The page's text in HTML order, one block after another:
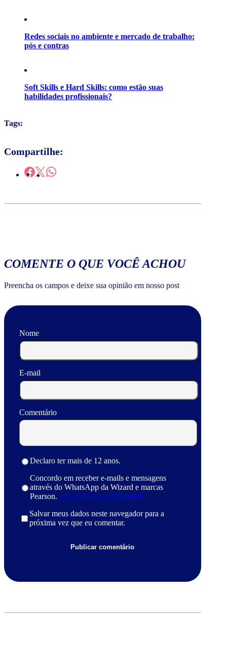
Redes sociais no ambiente e mercado de trabalho:
pós e contras
Soft Skills e Hard Skills: como estão suas
habilidades profissionais?
Tags:
Compartilhe:
COMENTE O QUE VOCÊ ACHOU
Preencha os campos e deixe sua opinião em nosso post
Nome
E-mail
Comentário
Declaro ter mais de 12 anos.
Concordo em receber e-mails e mensagens
através do WhatsApp da Wizard e marcas
Pearson. Ver política de privacidade.
Salvar meus dados neste navegador para a
próxima vez que eu comentar.